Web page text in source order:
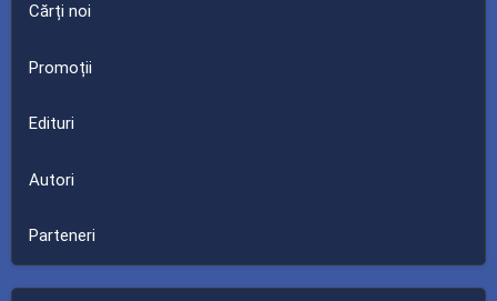
Cărți noi
Promoții
Edituri
Autori
Parteneri